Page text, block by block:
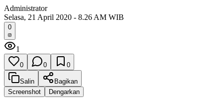
Administrator
Selasa, 21 April 2020 - 8.26 AM WIB
0
1
0 0 0
Salin
Bagikan
Screenshot
Dengarkan